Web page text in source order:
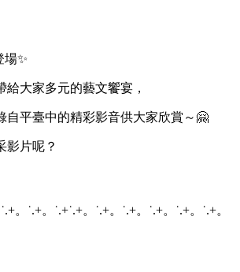
場✨
大家多元的藝文饗宴，
自平臺中的精彩影音供大家欣賞～🤗
影片呢？
。˙.+。˙.+˙.+。˙.+。˙.+。˙.+。˙.+。˙.+。